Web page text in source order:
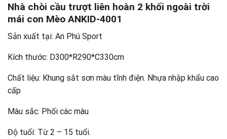
Nhà chòi cầu trượt liên hoàn 2 khối ngoài trời
mái con Mèo ANKID-4001
Sản xuất tại: An Phú Sport
Kích thước: D300*R290*C330cm
Chất liệu: Khung sắt sơn màu tĩnh điện. Nhựa nhập khẩu cao
cấp
Màu sắc: Phối các màu
Độ tuổi: Từ 2 – 15 tuổi.